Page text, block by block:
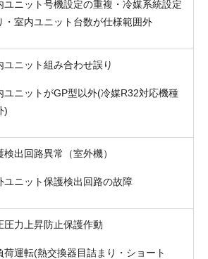
ユニット号機設定の重複・冷媒系統設定
・室内ユニット台数が仕様範囲外
ユニット組み合わせ誤り
ユニットがGP型以外(冷媒R32対応機種
)
検出回路異常（室外機）
ユニット保護検出回路の故障
圧力上昇防止保護作動
荷運転(熱交換器目詰まり・ショート